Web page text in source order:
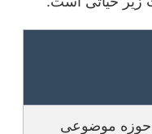
حوزه موضوعی